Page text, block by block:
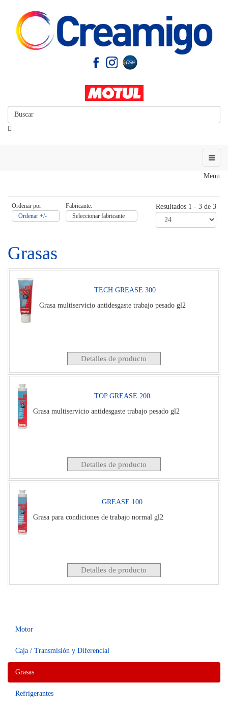
Menu
Ordenar por
Ordenar +/-
Fabricante:
Seleccionar fabricante
Resultados 1 - 3 de 3
Grasas
TECH GREASE 300
Grasa multiservicio antidesgaste trabajo pesado gl2
Detalles de producto
TOP GREASE 200
Grasa multiservicio antidesgaste trabajo pesado gl2
Detalles de producto
GREASE 100
Grasa para condiciones de trabajo normal gl2
Detalles de producto
Motor
Caja / Transmisión y Diferencial
Grasas
Refrigerantes